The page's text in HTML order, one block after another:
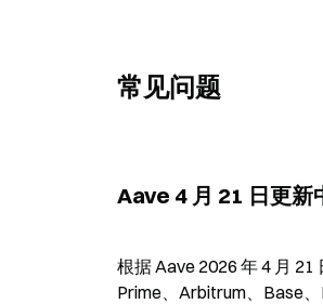
常见问题
Aave 4 月 21 日更新
根据 Aave 2026 年 4 月
Prime、Arbitrum、Base、